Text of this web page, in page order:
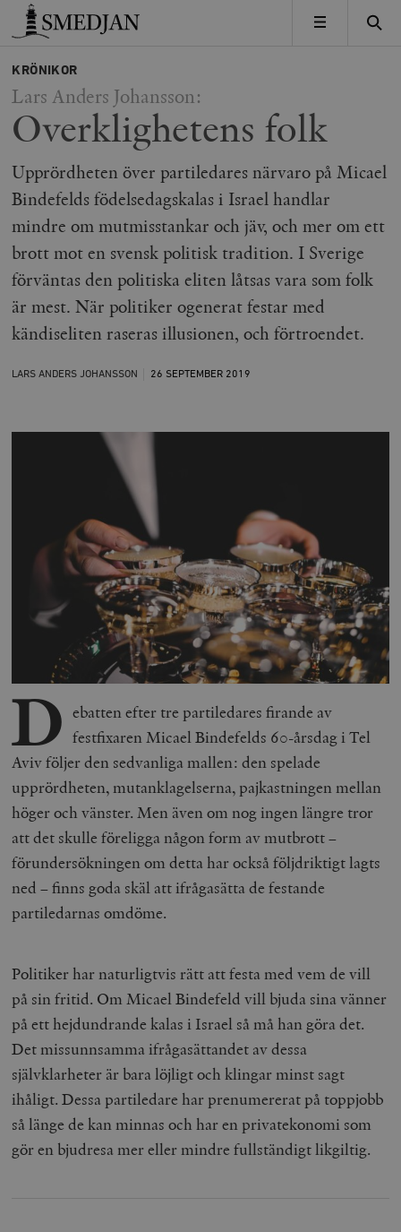
Timbro
MENY
KRÖNIKOR
Lars Anders Johansson:
Overklighetens folk
Upprördheten över partiledares närvaro på Micael
Bindefelds födelsedagskalas i Israel handlar
mindre om mutmisstankar och jäv, och mer om ett
brott mot en svensk politisk tradition. I Sverige
förväntas den politiska eliten låtsas vara som folk
är mest. När politiker ogenerat festar med
kändiseliten raseras illusionen, och förtroendet.
LARS ANDERS JOHANSSON 26 SEPTEMBER 2019
D ebatten efter tre partiledares firande av
festfixaren Micael Bindefelds 60-årsdag i Tel
Aviv följer den sedvanliga mallen: den spelade
upprördheten, mutanklagelserna, pajkastningen mellan
höger och vänster. Men även om nog ingen längre tror
att det skulle föreligga någon form av mutbrott –
förundersökningen om detta har också följdriktigt lagts
ned – finns goda skäl att ifrågasätta de festande
partiledarnas omdöme.
Politiker har naturligtvis rätt att festa med vem de vill
på sin fritid. Om Micael Bindefeld vill bjuda sina vänner
på ett hejdundrande kalas i Israel så må han göra det.
Det missunnsamma ifrågasättandet av dessa
självklarheter är bara löjligt och klingar minst sagt
ihåligt. Dessa partiledare har prenumererat på toppjobb
så länge de kan minnas och har en privatekonomi som
gör en bjudresa mer eller mindre fullständigt likgiltig.